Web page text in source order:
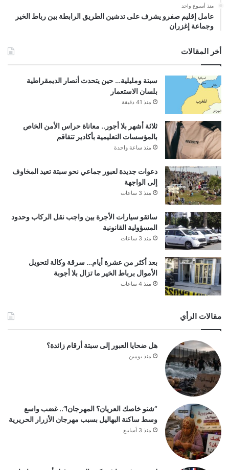
منذ أسبوع واحد
عامل إقليم صفرو يشرف على تدشين الطريق الرابطة بين رباط الخير
وجماعة إغزران
أخر المقالات
سبتة ومليلية… حين يتحدث أنصار الديمقراطية
بلسان الاستعمار
منذ 41 دقيقة
ثلاثة أشهر بلا أجور.. معاناة حراس الأمن الخاص
بالمؤسسات التعليمية بأكادير تتفاقم
منذ ساعة واحدة
دعوات جديدة لعبور جماعي نحو سبتة تعيد المخاوف
إلى الواجهة
منذ 3 ساعات
سائقو سيارات الأجرة بين واجب نقل الركاب وحدود
المسؤولية القانونية
منذ 3 ساعات
بعد أكثر من عشرة أيام… سرقة وكالة لتحويل
الأموال برباط الخير ما تزال بلا أجوبة
منذ 4 ساعات
مقالات الرأي
هل ضحايا العبور إلى سبتة أرقام زائدة؟
منذ يومين
“شنو خاصك العريان؟ المهرجان!”.. غضب واسع
وسط ساكنة البهاليل بسبب مهرجان الأزرار الحريرية
منذ 3 أسابيع